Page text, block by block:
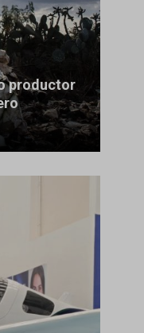
productor